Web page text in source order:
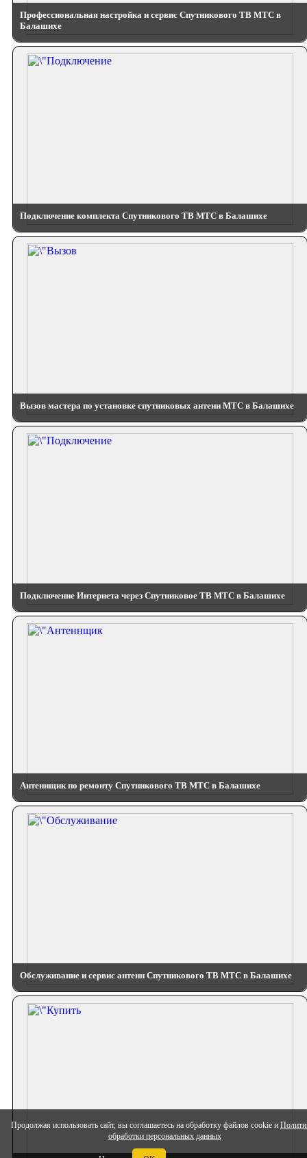
Продолжая использовать сайт, вы соглашаетесь на обработку файлов cookie и
обработки персональных данных
Профессиональная настройка и сервис Спутникового ТВ МТС в
Балашихе
Подключение комплекта Спутникового ТВ МТС в Балашихе
Вызов мастера по установке спутниковых антенн МТС в Балашихе
Подключение Интернета через Спутниковое ТВ МТС в Балашихе
Антеннщик по ремонту Спутникового ТВ МТС в Балашихе
Обслуживание и сервис антенн Спутникового ТВ МТС в Балашихе